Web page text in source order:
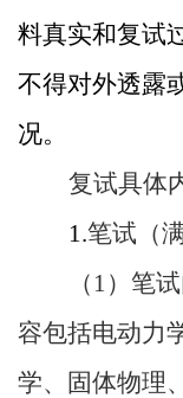
料真实和复试
不得对外透露
况。
复试具体
1.笔试（
（ 1）笔
容包括电动力
学、固体物理